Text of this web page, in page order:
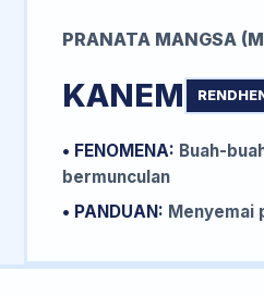
PRANATA MANGSA
KANEM
• FENOMENA: Buah-
bermunculan
• PANDUAN: Menyemai